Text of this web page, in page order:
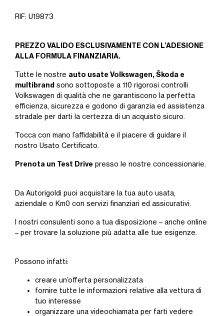
RIF: U19873
PREZZO VALIDO ESCLUSIVAMENTE CON L’ADESIONE
ALLA FORMULA FINANZIARIA.
Tutte le nostre auto usate Volkswagen, Škoda e
multibrand sono sottoposte a 110 rigorosi controlli
Volkswagen di qualità che ne garantiscono la perfetta
efficienza, sicurezza e godono di garanzia ed assistenza
stradale per darti la certezza di un acquisto sicuro.
Tocca con mano l’affidabilità e il piacere di guidare il
nostro Usato Certificato.
Prenota un Test Drive presso le nostre concessionarie.
Da Autorigoldi puoi acquistare la tua auto usata,
aziendale o Km0 con servizi finanziari ed assicurativi.
I nostri consulenti sono a tua disposizione – anche online
– per trovare la soluzione più adatta alle tue esigenze.
Possono infatti:
creare un’offerta personalizzata
fornire tutte le informazioni relative alla vettura di
tuo interesse
organizzare una videochiamata per farti vedere